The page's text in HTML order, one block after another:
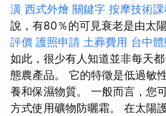
潢 西式外燴 關鍵字 按摩技術課
說，有80％的可見衰老是由太
評價 護照申請 土葬費用 台中
如此，很少有人知道並非每天
態農產品。 它的特徵是低過敏
養和保濕物質。 一般而言，您
方式使用礦物防曬霜。 在太陽